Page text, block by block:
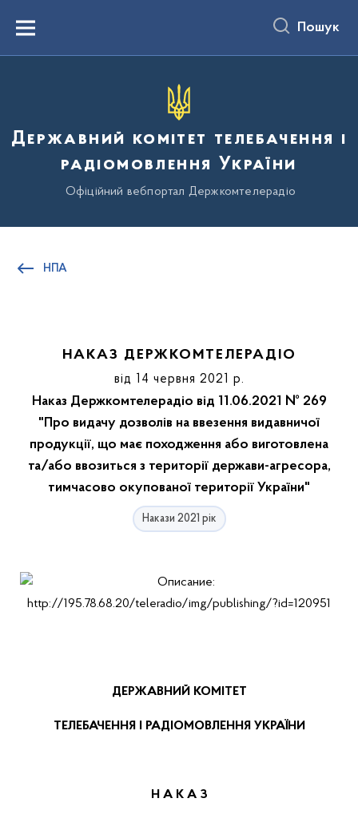
вмістуMenu Пошук
Державний комітет телебачення і
радіомовлення України
Офіційний вебпортал Держкомтелерадіо
НПА
НАКАЗ ДЕРЖКОМТЕЛЕРАДІО
від 14 червня 2021 р.
Наказ Держкомтелерадіо від 11.06.2021 № 269
"Про видачу дозволів на ввезення видавничої
продукції, що має походження або виготовлена
та/або ввозиться з території держави-агресора,
тимчасово окупованої території України"
Накази 2021 рік
ДЕРЖАВНИЙ КОМІТЕТ
ТЕЛЕБАЧЕННЯ І РАДІОМОВЛЕННЯ УКРАЇНИ
Н А К А З